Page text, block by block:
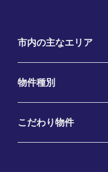
市内の主なエリア
物件種別
こだわり物件